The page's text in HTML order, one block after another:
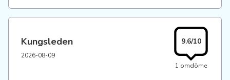
Kungsleden
2026-08-09
9.6/10
1 omdöme